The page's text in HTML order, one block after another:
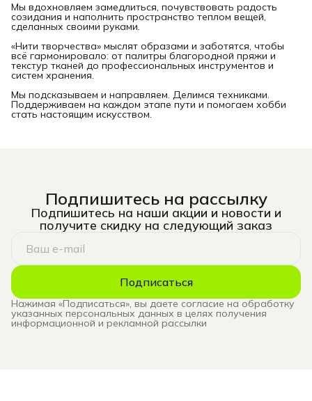
Мы вдохновляем замедлиться, почувствовать радость
созидания и наполнить пространство теплом вещей,
сделанных своими руками.
«Нити творчества» мыслят образами и заботятся, чтобы
всё гармонировало: от палитры благородной пряжи и
текстур тканей до профессиональных инструментов и
систем хранения.
Мы подсказываем и направляем. Делимся техниками.
Поддерживаем на каждом этапе пути и помогаем хобби
стать настоящим искусством.
Подпишитесь на рассылку
Подпишитесь на наши акции и новости и
получите скидку на следующий заказ
Подписаться
Нажимая «Подписаться», вы даете согласие на обработку
указанных персональных данных в целях получения
информационной и рекламной рассылки